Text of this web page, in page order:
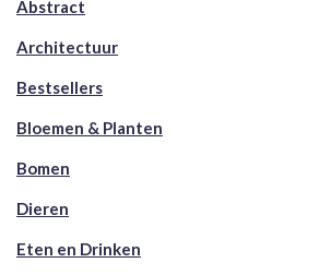
Abstract
Architectuur
Bestsellers
Bloemen & Planten
Bomen
Dieren
Eten en Drinken